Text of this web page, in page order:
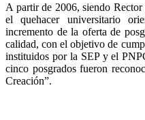
A partir de 2006, siendo
el quehacer universitario
incremento de la oferta de
calidad, con el objetivo de
instituidos por la SEP y el
cinco posgrados fueron
Creación”.